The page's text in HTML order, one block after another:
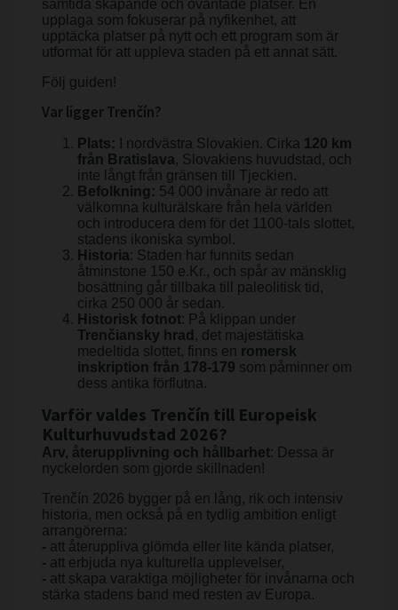
samtida skapande och oväntade platser. En
upplaga som fokuserar på nyfikenhet, att
upptäcka platser på nytt och ett program som är
utformat för att uppleva staden på ett annat sätt.
Följ guiden!
Var ligger Trenčín?
Plats: I nordvästra Slovakien. Cirka 120 km
från Bratislava, Slovakiens huvudstad, och
inte långt från gränsen till Tjeckien.
Befolkning: 54 000 invånare är redo att
välkomna kulturälskare från hela världen
och introducera dem för det 1100-tals slottet,
stadens ikoniska symbol.
Historia: Staden har funnits sedan
åtminstone 150 e.Kr., och spår av mänsklig
bosättning går tillbaka till paleolitisk tid,
cirka 250 000 år sedan.
Historisk fotnot: På klippan under
Trenčiansky hrad , det majestätiska
medeltida slottet, finns en romersk
inskription från 178-179 som påminner om
dess antika förflutna.
Varför valdes Trenčín till Europeisk
Kulturhuvudstad 2026?
Arv, återupplivning och hållbarhet: Dessa är
nyckelorden som gjorde skillnaden!
Trenčín 2026 bygger på en lång, rik och intensiv
historia, men också på en tydlig ambition enligt
arrangörerna:
- att återuppliva glömda eller lite kända platser,
- att erbjuda nya kulturella upplevelser,
- att skapa varaktiga möjligheter för invånarna och
stärka stadens band med resten av Europa.